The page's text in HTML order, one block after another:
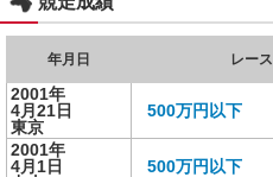
年月日 レース
2001年
4月21日
東京
500万円以下
2001年
4月1日
500万円以下